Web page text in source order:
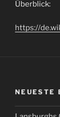
Überblick:
https://
NEUESTE